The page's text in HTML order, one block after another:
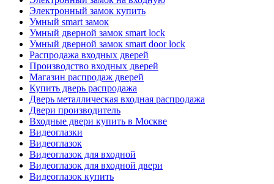
Электронный замок купить
Умный smart замок
Умный дверной замок smart lock
Умный дверной замок smart door lock
Распродажа входных дверей
Производство входных дверей
Магазин распродаж дверей
Купить дверь распродажа
Дверь металлическая входная распродажа
Двери производитель
Входные двери купить в Москве
Видеоглазки
Видеоглазок
Видеоглазок для входной
Видеоглазок для входной двери
Видеоглазок купить